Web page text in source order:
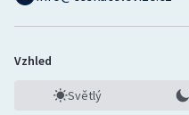
Vzhled
Světlý